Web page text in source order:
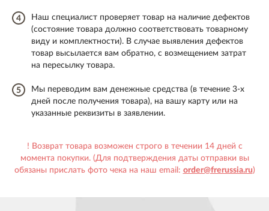
4
Наш специалист проверяет товар на наличие дефектов
(состояние товара должно соответствовать товарному
виду и комплектности). В случае выявления дефектов
товар высылается вам обратно, с возмещением затрат
на пересылку товара.
5
Мы переводим вам денежные средства (в течение 3-х
дней после получения товара), на вашу карту или на
указанные реквизиты в заявлении.
! Возврат товара возможен строго в течении 14 дней с
момента покупки. (Для подтверждения даты отправки вы
обязаны прислать фото чека на наш email: order@frerussia.ru)